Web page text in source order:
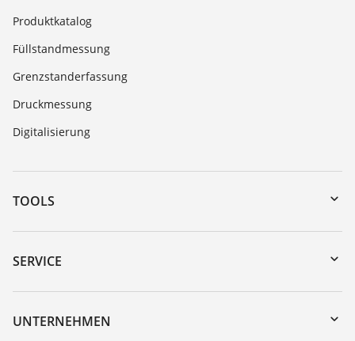
Produktkatalog
Füllstandmessung
Grenzstanderfassung
Druckmessung
Digitalisierung
TOOLS
Download-Center
Gerätesuche (Seriennummer)
DTM Collection/PACTware
SERVICE
Geräterücksendung
Trainings
UNTERNEHMEN